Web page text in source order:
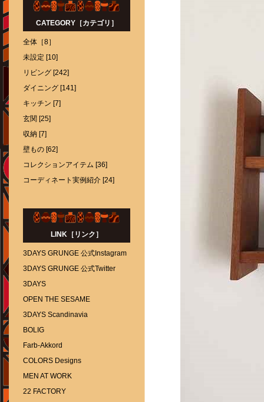
CATEGORY［カテゴリ］
全体［8］
未設定 [10]
リビング [242]
ダイニング [141]
キッチン [7]
玄関 [25]
収納 [7]
壁もの [62]
コレクションアイテム [36]
コーディネート実例紹介 [24]
LINK［リンク］
3DAYS GRUNGE 公式Instagram
3DAYS GRUNGE 公式Twitter
3DAYS
OPEN THE SESAME
3DAYS Scandinavia
BOLIG
Farb-Akkord
COLORS Designs
MEN AT WORK
22 FACTORY